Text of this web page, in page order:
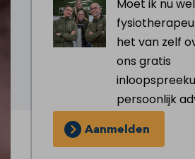
Moet ik nu
het van zelf
ons gratis
persoonlijk
Aanmelden